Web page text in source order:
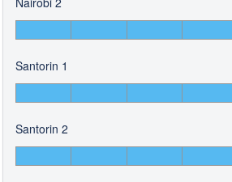
Santorin 1
Santorin 2